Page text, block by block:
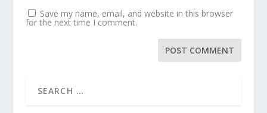
Save my name, email, and website in this browser
for the next time I comment.